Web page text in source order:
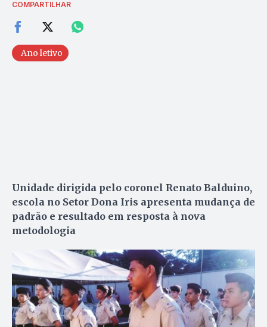
COMPARTILHAR
Ano letivo
Unidade dirigida pelo coronel Renato Balduino,
escola no Setor Dona Iris apresenta mudança de
padrão e resultado em resposta à nova
metodologia